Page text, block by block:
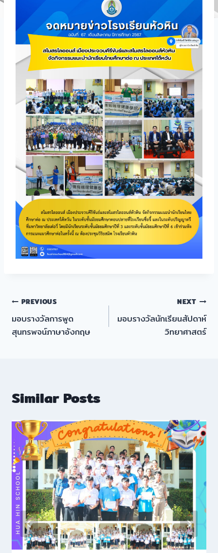
แนะแนว
เรื่อง
PREVIOUS
มอบรางวัลการพูด
สุนทรพจน์ภาษาอังกฤษ
NEXT
มอบรางวัลนักเรียนสัปดาห์
วิทยาศาสตร์
Similar Posts